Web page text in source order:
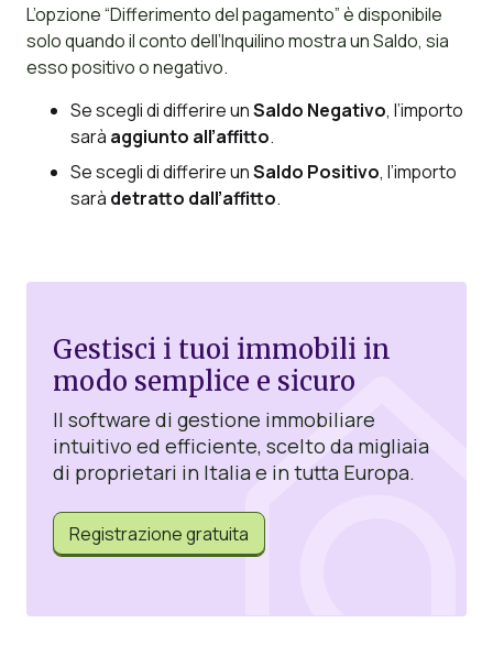
L’opzione “Differimento del pagamento” è disponibile
solo quando il conto dell’Inquilino mostra un Saldo, sia
esso positivo o negativo.
Se scegli di differire unSaldo Negativo, l’importo
sarà aggiunto all’affitto.
Se scegli di differire unSaldo Positivo, l’importo
sarà detratto dall’affitto.
Gestisci i tuoi immobili in
modo semplice e sicuro
Il software di gestione immobiliare
intuitivo ed efficiente, scelto da migliaia
di proprietari in Italia e in tutta Europa.
Registrazione gratuita